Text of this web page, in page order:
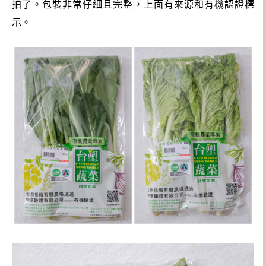
拍了。包裝非常仔細且完整，上面有來源和有機認證標
示。